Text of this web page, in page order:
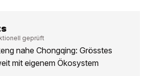
geprüft
nahe Chongqing: Grösstes
mit eigenem Ökosystem